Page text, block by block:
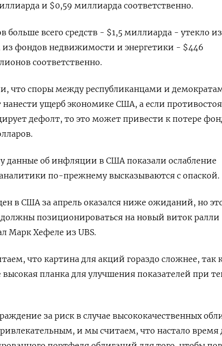
и $0,59 миллиарда соответственно.
больше всего средств - $1,5 миллиарда - утекло из
из фондов недвижимости и энергетики - $446
соответственно.
что споры между республиканцами и
нанести ущерб экономике США, а если
дефолт, то это может привести к потере
данные об инфляции в США показали ослабление
по-прежнему высказываются с опаской.
в США за апрель оказался ниже ожиданий, но
позиционироваться на новый виток ралли
Марк Хефеле из UBS.
что картина для акций гораздо сложнее, так
высокая планка для улучшения показателей при
за риск в случае высококачественных
и мы считаем, что настало время